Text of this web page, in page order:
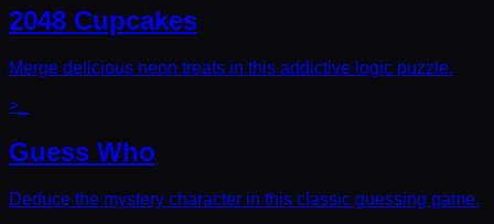
2048 Cupcakes
Merge delicious neon treats in this addictive logic puzzle.
>_
Guess Who
Deduce the mystery character in this classic guessing game.